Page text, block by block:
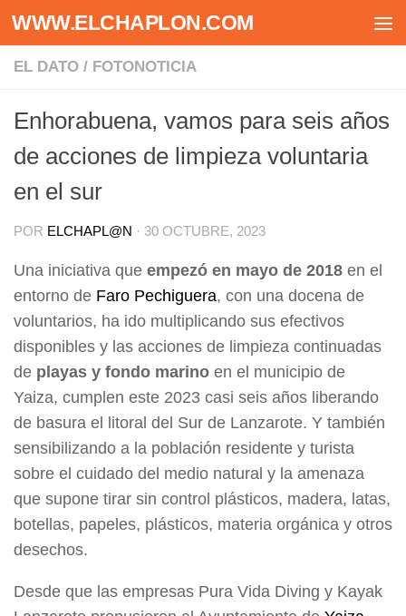
Saltar al contenido
WWW.ELCHAPLON.COM
EL DATO / FOTONOTICIA
Enhorabuena, vamos para seis años
de acciones de limpieza voluntaria
en el sur
POR ELCHAPL@N · 30 OCTUBRE, 2023
Una iniciativa que empezó en mayo de 2018 en el
entorno de Faro Pechiguera, con una docena de
voluntarios, ha ido multiplicando sus efectivos
disponibles y las acciones de limpieza continuadas
de playas y fondo marino en el municipio de
Yaiza, cumplen este 2023 casi seis años liberando
de basura el litoral del Sur de Lanzarote. Y también
sensibilizando a la población residente y turista
sobre el cuidado del medio natural y la amenaza
que supone tirar sin control plásticos, madera, latas,
botellas, papeles, plásticos, materia orgánica y otros
desechos.
Desde que las empresas Pura Vida Diving y Kayak